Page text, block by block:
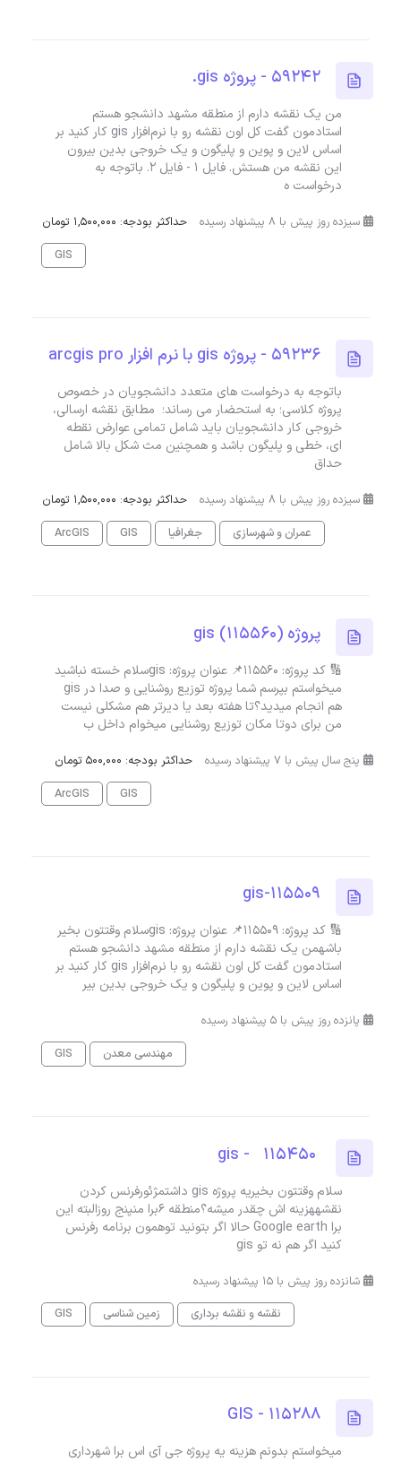
59242 - پروژه gis.
من یک نقشه دارم از منطقه مشهد دانشجو هستم
استادمون گفت کل اون نقشه رو با نرم‌افزار gis کار کنید بر
اساس لاین و پوین و پلیگون و یک خروجی بدین بیرون
این نقشه من هستش. فایل 1 - فایل 2. باتوجه به
درخواست ه
سیزده روز پیش با 8 پیشنهاد رسیده
حداکثر بودجه: 1,500,000 تومان
GIS
59236 - پروژه gis با نرم افزار arcgis pro
باتوجه به درخواست های متعدد دانشجویان در خصوص
پروژه کلاسی؛ به استحضار می رساند؛ مطابق نقشه ارسالی،
خروجی کار دانشجویان باید شامل تمامی عوارض نقطه
ای، خطی و پلیگون باشد و همچنین مث شکل بالا شامل
حداق
سیزده روز پیش با 8 پیشنهاد رسیده
حداکثر بودجه: 1,500,000 تومان
عمران و شهرسازی
جغرافیا GIS
ArcGIS
پروژه gis (115560)
🔢 کد پروژه: 115560📌 عنوان پروژه: gisسلام خسته نباشید
میخواستم بپرسم شما پروژه توزیع روشنایی و صدا در gis
هم انجام میدید؟تا هفته بعد یا دیرتر هم مشکلی نیست
من برای دوتا مکان توزیع روشنایی میخوام داخل ب
پنج سال پیش با 7 پیشنهاد رسیده
حداکثر بودجه: 500,000 تومان
GIS
ArcGIS
gis-115509
🔢 کد پروژه: 115509📌 عنوان پروژه: gisسلام وقتتون بخیر
باشهمن یک نقشه دارم از منطقه مشهد دانشجو هستم
استادمون گفت کل اون نقشه رو با نرم‌افزار gis کار کنید بر
اساس لاین و پوین و پلیگون و یک خروجی بدین بیر
پانزده روز پیش با 5 پیشنهاد رسیده
مهندسی معدن
GIS
سلام وقتتون بخیریه پروژه gis داشتمژئورفرنس کردن
نقشههزینه اش چقدر میشه؟منطقه ۶برا منپنج روزالبته این
برا Google earth حالا اگر بتونید توهمون برنامه رفرنس
کنید اگر هم نه تو gis
شانزده روز پیش با 15 پیشنهاد رسیده
نقشه و نقشه برداری
زمین شناسی GIS
GIS - 115288
میخواستم بدونم هزینه یه پروژه جی آی اس برا شهرداری